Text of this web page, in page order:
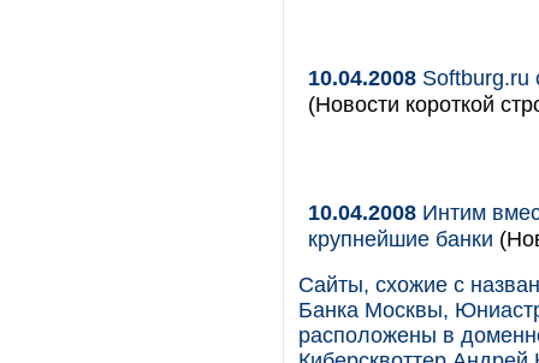
10.04.2008 Softburg.ru
(Новости короткой
10.04.2008 Интим
крупнейшие банки
Сайты, схожие с
Банка Москвы,
расположены в